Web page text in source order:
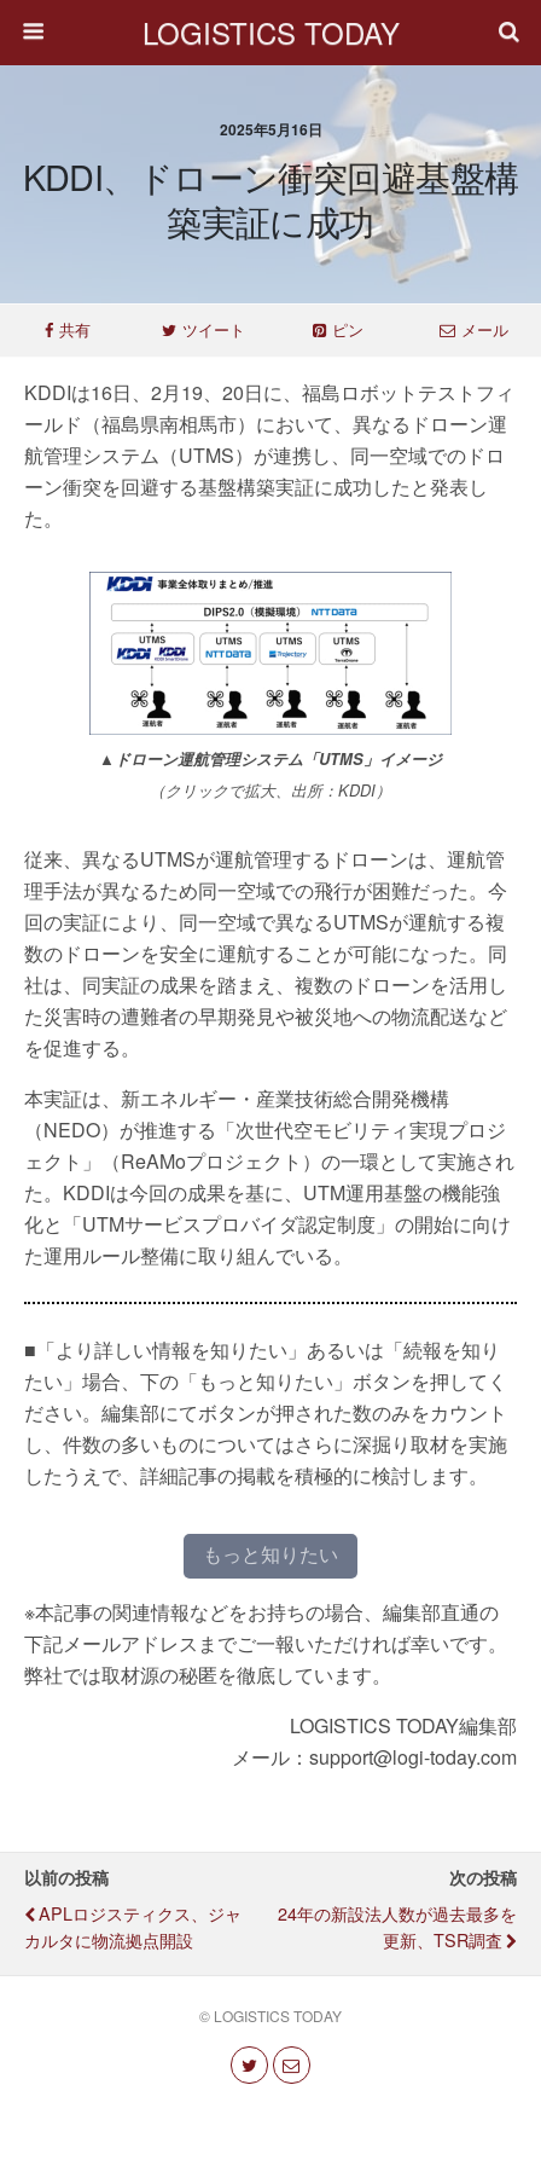
LOGISTICS TODAY
2025年5月16日
KDDI、ドローン衝突回避基盤構
築実証に成功
共有 ツイート ピン メール
KDDIは16日、2月19、20日に、福島ロボットテストフィ
ールド（福島県南相馬市）において、異なるドローン運
航管理システム（UTMS）が連携し、同一空域でのドロ
ーン衝突を回避する基盤構築実証に成功したと発表し
た。
▲ ドローン運航管理システム「UTMS」イメージ
（クリックで拡大、出所：KDDI）
従来、異なるUTMSが運航管理するドローンは、運航管
理手法が異なるため同一空域での飛行が困難だった。今
回の実証により、同一空域で異なるUTMSが運航する複
数のドローンを安全に運航することが可能になった。同
社は、同実証の成果を踏まえ、複数のドローンを活用し
た災害時の遭難者の早期発見や被災地への物流配送など
を促進する。
本実証は、新エネルギー・産業技術総合開発機構
（NEDO）が推進する「次世代空モビリティ実現プロジ
ェクト」（ReAMoプロジェクト）の一環として実施され
た。KDDIは今回の成果を基に、UTM運用基盤の機能強
化と「UTMサービスプロバイダ認定制度」の開始に向け
た運用ルール整備に取り組んでいる。
■「より詳しい情報を知りたい」あるいは「続報を知り
たい」場合、下の「もっと知りたい」ボタンを押してく
ださい。編集部にてボタンが押された数のみをカウント
し、件数の多いものについてはさらに深掘り取材を実施
したうえで、詳細記事の掲載を積極的に検討します。
もっと知りたい
※本記事の関連情報などをお持ちの場合、編集部直通の
下記メールアドレスまでご一報いただければ幸いです。
弊社では取材源の秘匿を徹底しています。
LOGISTICS TODAY編集部
メール：support@logi-today.com
以前の投稿
APLロジスティクス、ジャ
カルタに物流拠点開設
次の投稿
24年の新設法人数が過去最多を
更新、TSR調査
© LOGISTICS TODAY